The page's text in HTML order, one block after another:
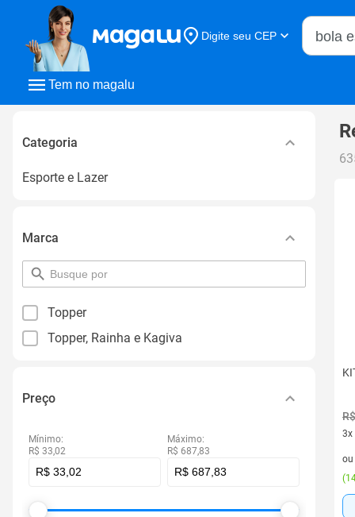
Tem no magalu
Digite seu CEP
Buscar
Categoria
Esporte e Lazer
Marca
pesquisar
por
Topper
Topper, Rainha e Kagiva
Preço
Mínimo:
R$ 33,02
Máximo:
R$ 687,83
3x
3
ou
(